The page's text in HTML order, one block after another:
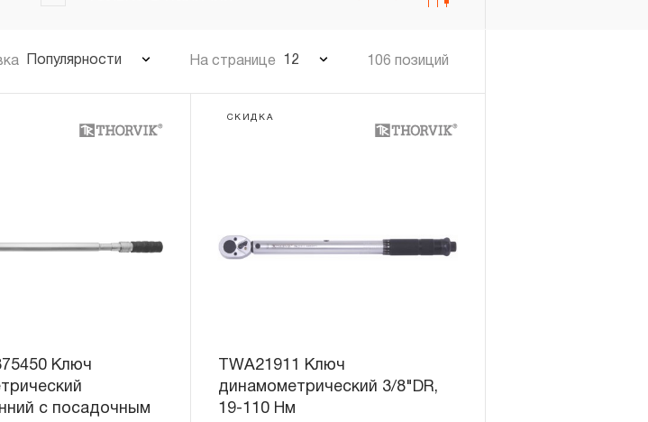
Популярности На странице 12 106 позиций
Ключ
с посадочным
СКИДКА
TWA21911 Ключ
динамометрический 3/8"DR,
19-110 Нм